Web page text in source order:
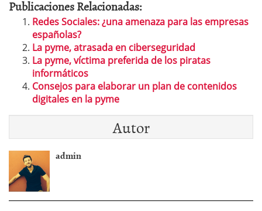
Publicaciones Relacionadas:
Redes Sociales: ¿una amenaza para las empresas
españolas?
La pyme, atrasada en ciberseguridad
La pyme, víctima preferida de los piratas
informáticos
Consejos para elaborar un plan de contenidos
digitales en la pyme
Autor
admin